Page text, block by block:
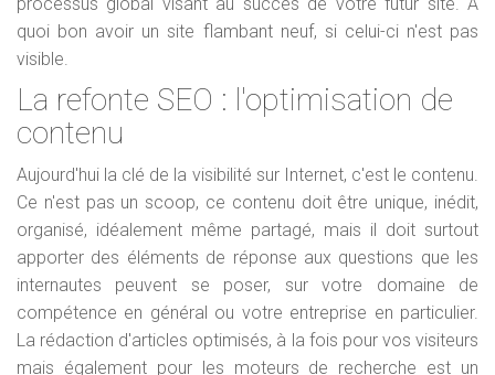
quoi bon avoir un site flambant neuf, si celui-ci n'est pas
visible.
La refonte SEO : l'optimisation de
contenu
Aujourd'hui la clé de la visibilité sur Internet, c'est le contenu.
Ce n'est pas un scoop, ce contenu doit être unique, inédit,
organisé, idéalement même partagé, mais il doit surtout
apporter des éléments de réponse aux questions que les
internautes peuvent se poser, sur votre domaine de
compétence en général ou votre entreprise en particulier.
La rédaction d'articles optimisés, à la fois pour vos visiteurs
mais également pour les moteurs de recherche est un